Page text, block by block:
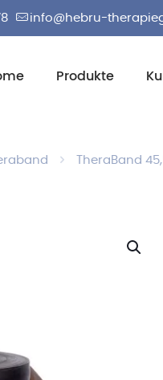
info@hebru-
Produkte
TheraBand